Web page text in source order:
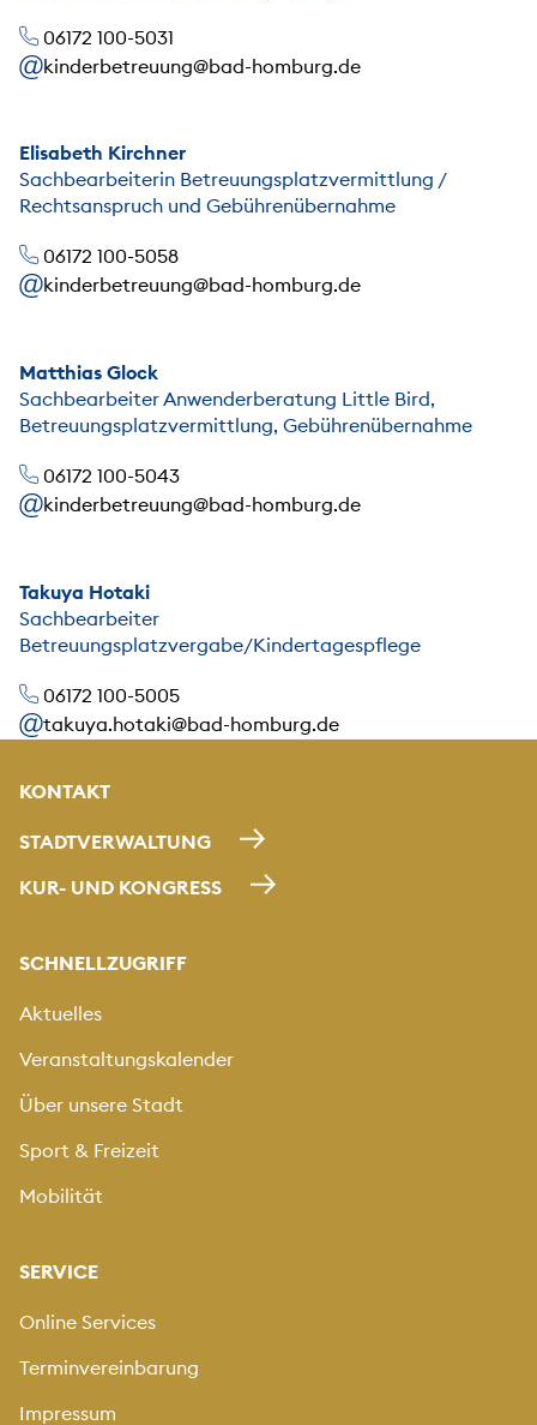
06172 100-5031
kinderbetreuung@bad-homburg.de
Elisabeth Kirchner
Sachbearbeiterin Betreuungsplatzvermittlung /
Rechtsanspruch und Gebührenübernahme
06172 100-5058
kinderbetreuung@bad-homburg.de
Matthias Glock
Sachbearbeiter Anwenderberatung Little Bird,
Betreuungsplatzvermittlung, Gebührenübernahme
06172 100-5043
kinderbetreuung@bad-homburg.de
Takuya Hotaki
Sachbearbeiter
Betreuungsplatzvergabe/Kindertagespflege
06172 100-5005
takuya.hotaki@bad-homburg.de
KONTAKT
STADTVERWALTUNG
KUR- UND KONGRESS
SCHNELLZUGRIFF
Aktuelles
Veranstaltungskalender
Über unsere Stadt
Sport & Freizeit
Mobilität
SERVICE
Online Services
Terminvereinbarung
Impressum